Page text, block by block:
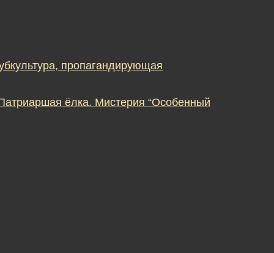
пропагандирующая
ёлка. Мистерия “Особенный